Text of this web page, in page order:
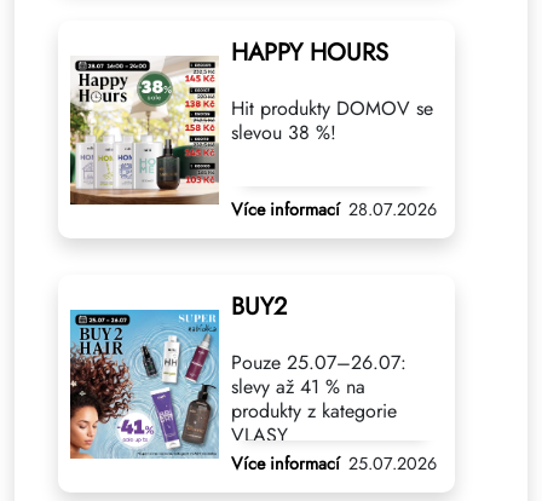
HAPPY HOURS
Hit produkty DOMOV se
slevou 38 %!
Více informací 28.07.2026
BUY2
Pouze 25.07–26.07:
slevy až 41 % na
produkty z kategorie
VLASY
Více informací 25.07.2026